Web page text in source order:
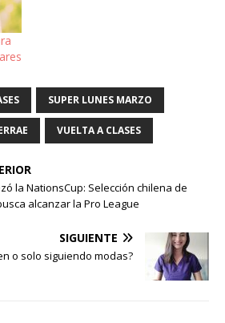
SUPER LUNES MARZO
VUELTA A CLASES
la NationsCup: Selección chilena de
alcanzar la Pro League
SIGUIENTE
o solo siguiendo modas?